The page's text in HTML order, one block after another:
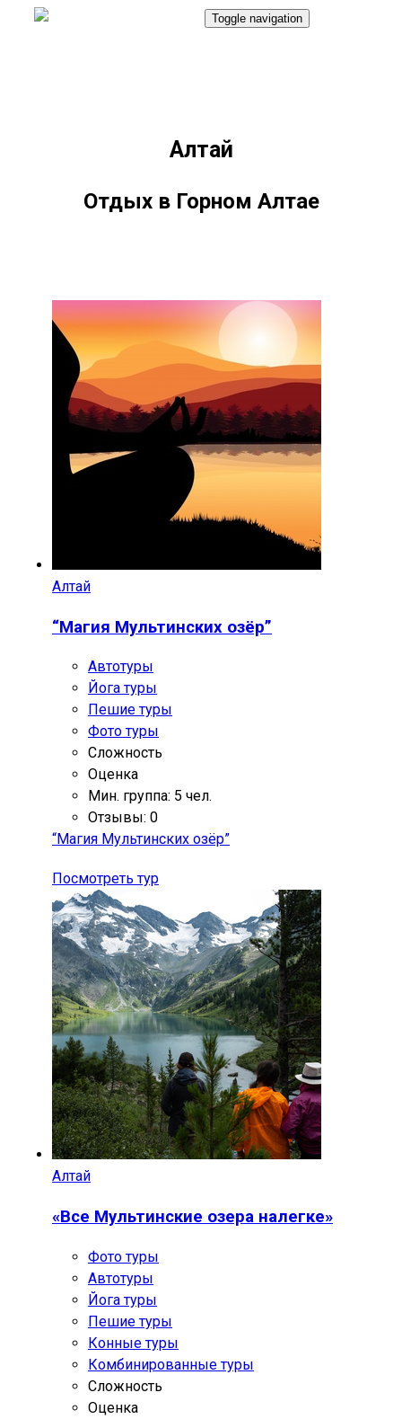
Toggle navigation
Алтай
Отдых в Горном Алтае
Алтай
“Магия Мультинских озёр”
Автотуры
Йога туры
Пешие туры
Фото туры
Сложность
Оценка
Мин. группа: 5 чел.
Отзывы: 0
“Магия Мультинских озёр”
Посмотреть тур
Алтай
«Все Мультинские озера налегке»
Фото туры
Автотуры
Йога туры
Пешие туры
Конные туры
Комбинированные туры
Сложность
Оценка